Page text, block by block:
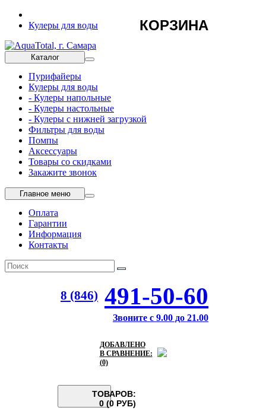
Кулеры для воды
Каталог
Пурифайеры
Кулеры для воды
- Кулеры напольные
- Кулеры настольные
- Кулеры с нижней загрузкой
Фильтры для воды
Помпы
Аксессуары
Товары со скидками
Закажите звонок
Главное меню
Оплата
Гарантии
Информация
Контакты
8 (846) 491-50-60
Звоните с 9.00 до 21.00
ДОБАВЛЕНО
В СРАВНЕНИЕ:
(0)
ТОВАРОВ:
0 (0 РУБ)
КОРЗИНА